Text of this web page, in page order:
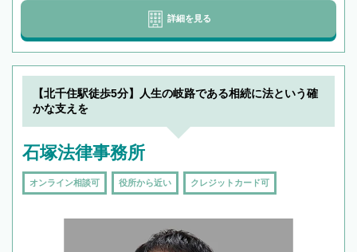
詳細を見る
【北千住駅徒歩5分】人生の岐路である相続に法という確
かな支えを
石塚法律事務所
オンライン相談可 役所から近い クレジットカード可